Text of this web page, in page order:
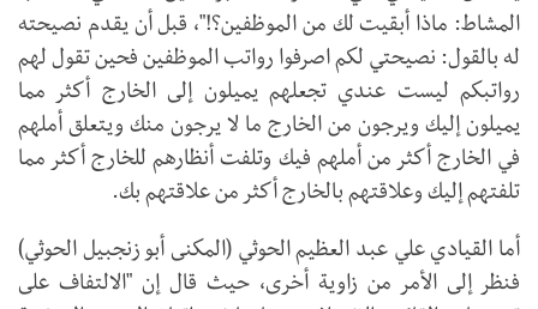
المشاط: ماذا أبقيت لك من الموظفين؟!"، قبل أن يقدم نصيحته
له بالقول: نصيحتي لكم اصرفوا رواتب الموظفين فحين تقول لهم
رواتبكم ليست عندي تجعلهم يميلون إلى الخارج أكثر مما
يميلون إليك ويرجون من الخارج ما لا يرجون منك ويتعلق أملهم
في الخارج أكثر من أملهم فيك وتلفت أنظارهم للخارج أكثر مما
تلفتهم إليك وعلاقتهم بالخارج أكثر من علاقتهم بك.
أما القيادي علي عبد العظيم الحوثي (المكنى أبو زنجبيل الحوثي)
فنظر إلى الأمر من زاوية أخرى، حيث قال إن "الالتفاف على